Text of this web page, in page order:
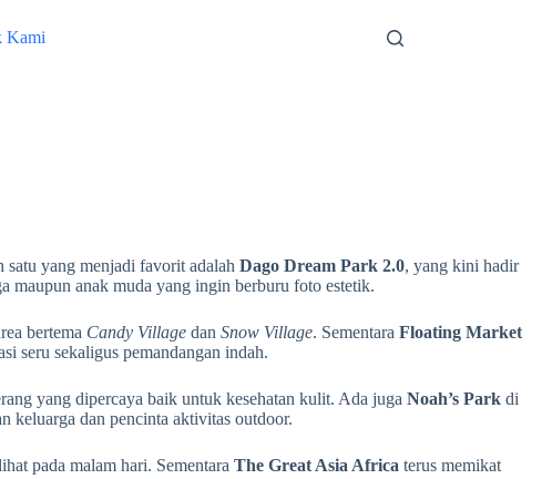
Kami
satu yang menjadi favorit adalah Dago Dream Park 2.0, yang kini hadir
maupun anak muda yang ingin berburu foto estetik.
bertema Candy Village dan Snow Village. Sementara Floating Market
seru sekaligus pemandangan indah.
yang dipercaya baik untuk kesehatan kulit. Ada juga Noah’s Park di
dan pencinta aktivitas outdoor.
pada malam hari. Sementara The Great Asia Africa terus memikat